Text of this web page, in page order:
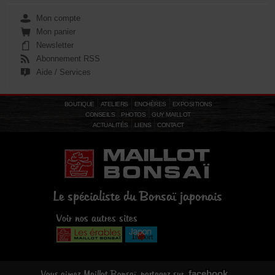
Mon compte
Mon panier
Newsletter
Abonnement RSS
Aide / Services
BOUTIQUE ATELIERS ENCHÈRES
EXPOSITIONS
CONSEILS
PHOTOS
GUY MAILLOT
ACTUALITÉS
LIENS CONTACT
Le spécialiste du Bonsaï japonais
Voir nos autres sites